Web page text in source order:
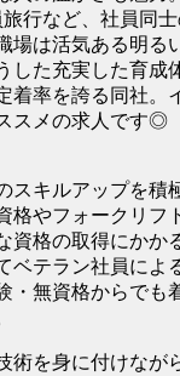
行など、社員同
場は活気ある明る
した充実した育成
着率を誇る同社。
スメの求人です◎
スキルアップを積
格やフォークリフ
資格の取得にかか
ベテラン社員によ
・無資格からでも
術を身に付けなが